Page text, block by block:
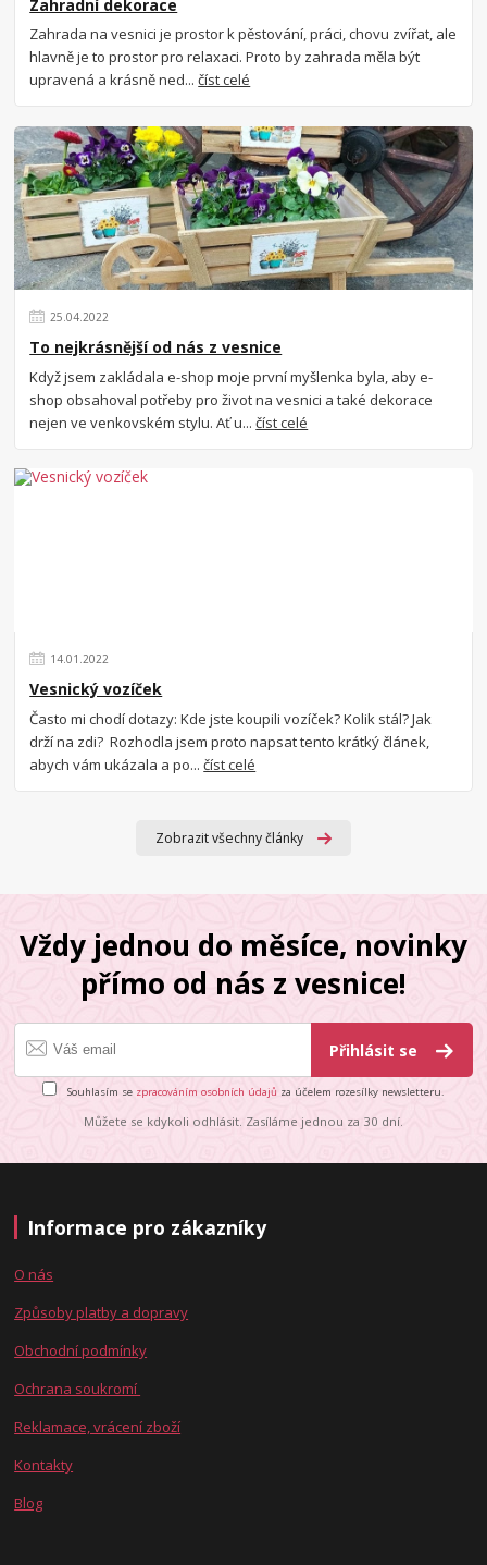
Zahradní dekorace
Zahrada na vesnici je prostor k pěstování, práci, chovu zvířat, ale
hlavně je to prostor pro relaxaci. Proto by zahrada měla být
upravená a krásně ned...číst celé
25.04.2022
To nejkrásnější od nás z vesnice
Když jsem zakládala e-shop moje první myšlenka byla, aby e-
shop obsahoval potřeby pro život na vesnici a také dekorace
nejen ve venkovském stylu. Ať u...číst celé
14.01 .2022
Vesnický vozíček
Často mi chodí dotazy: Kde jste koupili vozíček? Kolik stál? Jak
drží na zdi? Rozhodla jsem proto napsat tento krátký článek,
abych vám ukázala a po...číst celé
Zobrazit všechny články
Vždy jednou do měsíce, novinky
přímo od nás z vesnice!
Přihlásit se
Souhlasím se zpracováním osobních údajů za účelem rozesílky newsletteru.
Můžete se kdykoli odhlásit. Zasíláme jednou za 30 dní.
Informace pro zákazníky
O nás
Způsoby platby a dopravy
Obchodní podmínky
Ochrana soukromí
Reklamace, vrácení zboží
Kontakty
Blog